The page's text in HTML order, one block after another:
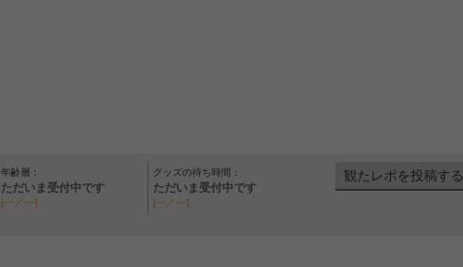
年齢層：
ただいま受付中です
[---／---]
グッズの待ち時間：
ただいま受付中です
[---／---]
観たレポを投稿する